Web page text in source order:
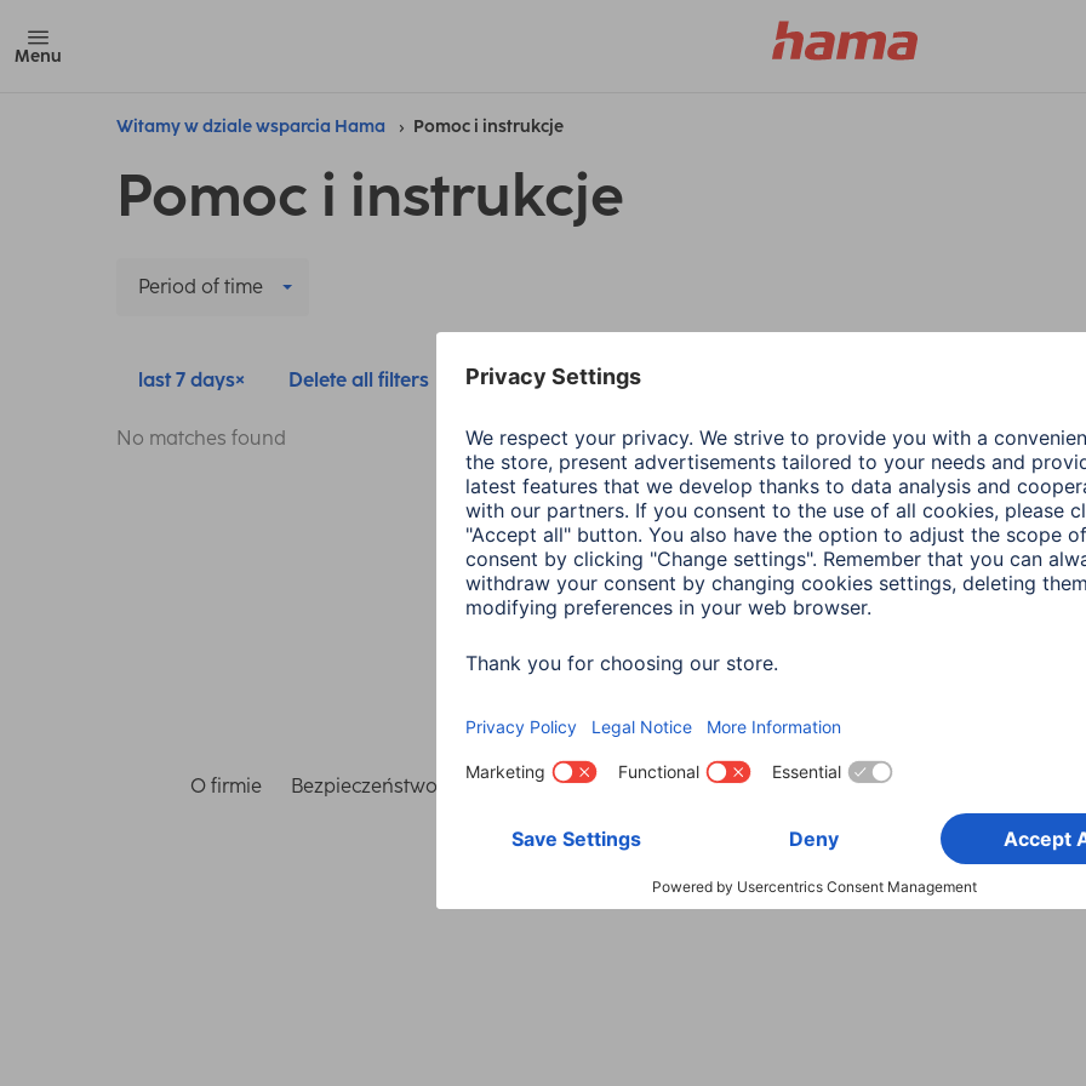
Menu
Witamy w dziale wsparcia Hama Pomoc i instrukcje
Pomoc i instrukcje
Period of time
last 7 days Delete all filters
No matches found
Wybierz kraj
O firmie Bezpieczeństwo i ochrona danych Warunki gwarancji Deklaracje zgodności